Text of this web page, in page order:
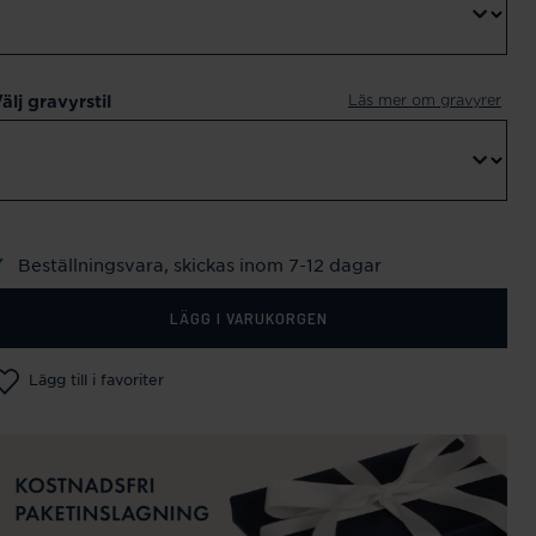
gravyrstil Läs mer om gravyrer
Beställningsvara, skickas inom 7-12 dagar
LÄGG I VARUKORGEN
Lägg till i favoriter